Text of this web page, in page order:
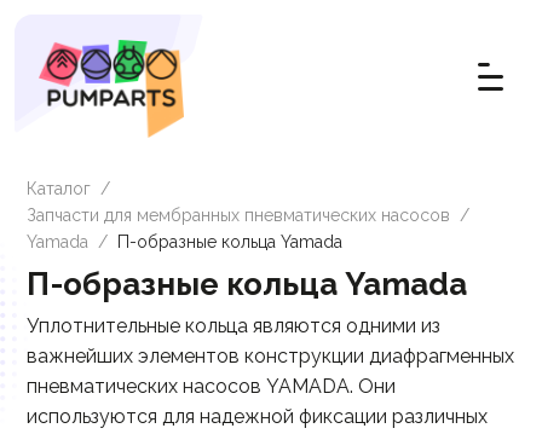
Каталог /
Запчасти для мембранных пневматических насосов
/
Yamada
/ П-образные кольца Yamada
П-образные кольца Yamada
Уплотнительные кольца являются одними из
важнейших элементов конструкции диафрагменных
пневматических насосов YAMADA. Они
используются для надежной фиксации различных